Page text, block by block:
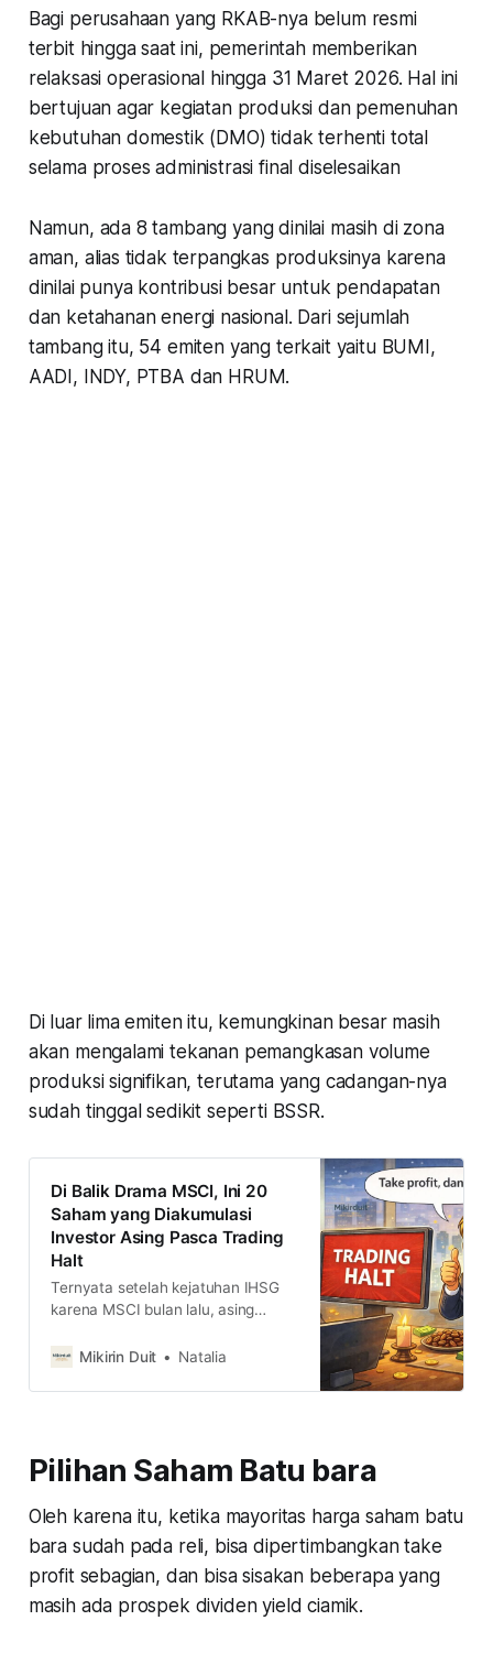
Bagi perusahaan yang RKAB-nya belum resmi
terbit hingga saat ini, pemerintah memberikan
relaksasi operasional hingga 31 Maret 2026. Hal ini
bertujuan agar kegiatan produksi dan pemenuhan
kebutuhan domestik (DMO) tidak terhenti total
selama proses administrasi final diselesaikan
Namun, ada 8 tambang yang dinilai masih di zona
aman, alias tidak terpangkas produksinya karena
dinilai punya kontribusi besar untuk pendapatan
dan ketahanan energi nasional. Dari sejumlah
tambang itu, 54 emiten yang terkait yaitu BUMI,
AADI, INDY, PTBA dan HRUM.
Di luar lima emiten itu, kemungkinan besar masih
akan mengalami tekanan pemangkasan volume
produksi signifikan, terutama yang cadangan-nya
sudah tinggal sedikit seperti BSSR.
Di Balik Drama MSCI, Ini 20
Saham yang Diakumulasi
Investor Asing Pasca Trading
Halt
Ternyata setelah kejatuhan IHSG
karena MSCI bulan lalu, asing
apakah ini jadi strategi mereka
Mikirin Duit Natalia
Pilihan Saham Batu bara
Oleh karena itu, ketika mayoritas harga saham batu
bara sudah pada reli, bisa dipertimbangkantake
profitsebagian, dan bisa sisakan beberapa yang
masih ada prospek dividen yield ciamik.